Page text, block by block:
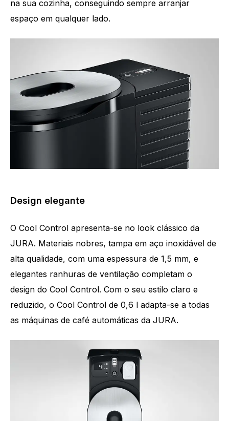
na sua cozinha, conseguindo sempre arranjar
espaço em qualquer lado.
Design elegante
O Cool Control apresenta-se no look clássico da
JURA. Materiais nobres, tampa em aço inoxidável de
alta qualidade, com uma espessura de 1,5 mm, e
elegantes ranhuras de ventilação completam o
design do Cool Control. Com o seu estilo claro e
reduzido, o Cool Control de 0,6 l adapta-se a todas
as máquinas de café automáticas da JURA.